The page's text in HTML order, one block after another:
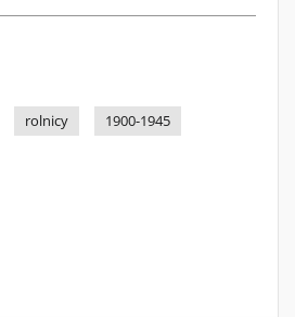
rolnicy 1900-1945